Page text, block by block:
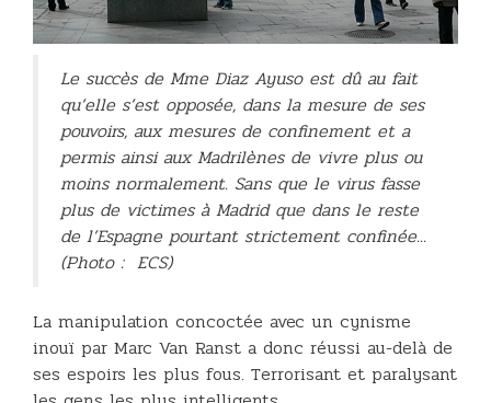
Le succès de Mme Diaz Ayuso est dû au fait
qu’elle s’est opposée, dans la mesure de ses
pouvoirs, aux mesures de confinement et a
permis ainsi aux Madrilènes de vivre plus ou
moins normalement. Sans que le virus fasse
plus de victimes à Madrid que dans le reste
de l’Espagne pourtant strictement confinée...
(Photo : ECS)
La manipulation concoctée avec un cynisme
inouï par Marc Van Ranst a donc réussi au-delà de
ses espoirs les plus fous. Terrorisant et paralysant